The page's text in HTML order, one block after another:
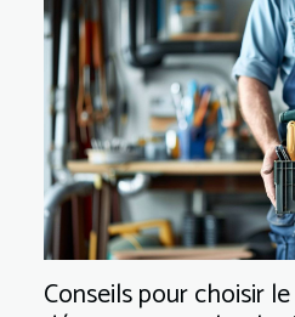
Conseils pour choisir